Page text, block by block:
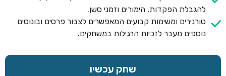
להגבלת הפקדות, הימורים וזמני סשן.
טורנירים ומשימות קבועים המאפשרים לצבור פרסים ובונוסים
נוספים מעבר לזכיות הרגילות במשחקים.
שחק עכשיו